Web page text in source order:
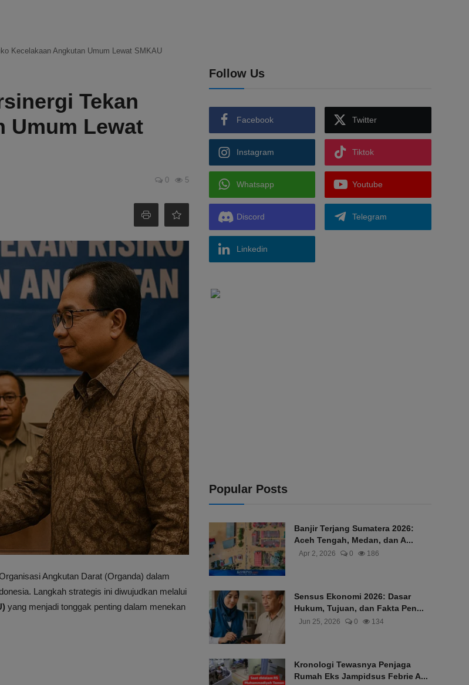
Kecelakaan Angkutan Umum Lewat SMKAU
Tekan
Umum Lewat
0 5
Angkutan Darat (Organda) dalam
Langkah strategis ini diwujudkan melalui
yang menjadi tonggak penting dalam menekan
Follow Us
Facebook Twitter
Instagram Tiktok
Whatsapp Youtube
Discord Telegram
Linkedin
Popular Posts
Banjir Terjang Sumatera 2026:
Aceh Tengah, Medan, dan A...
Apr 2, 2026 0 186
Sensus Ekonomi 2026: Dasar
Hukum, Tujuan, dan Fakta Pen...
Jun 25, 2026 0 134
Kronologi Tewasnya Penjaga
Rumah Eks Jampidsus Febrie A...